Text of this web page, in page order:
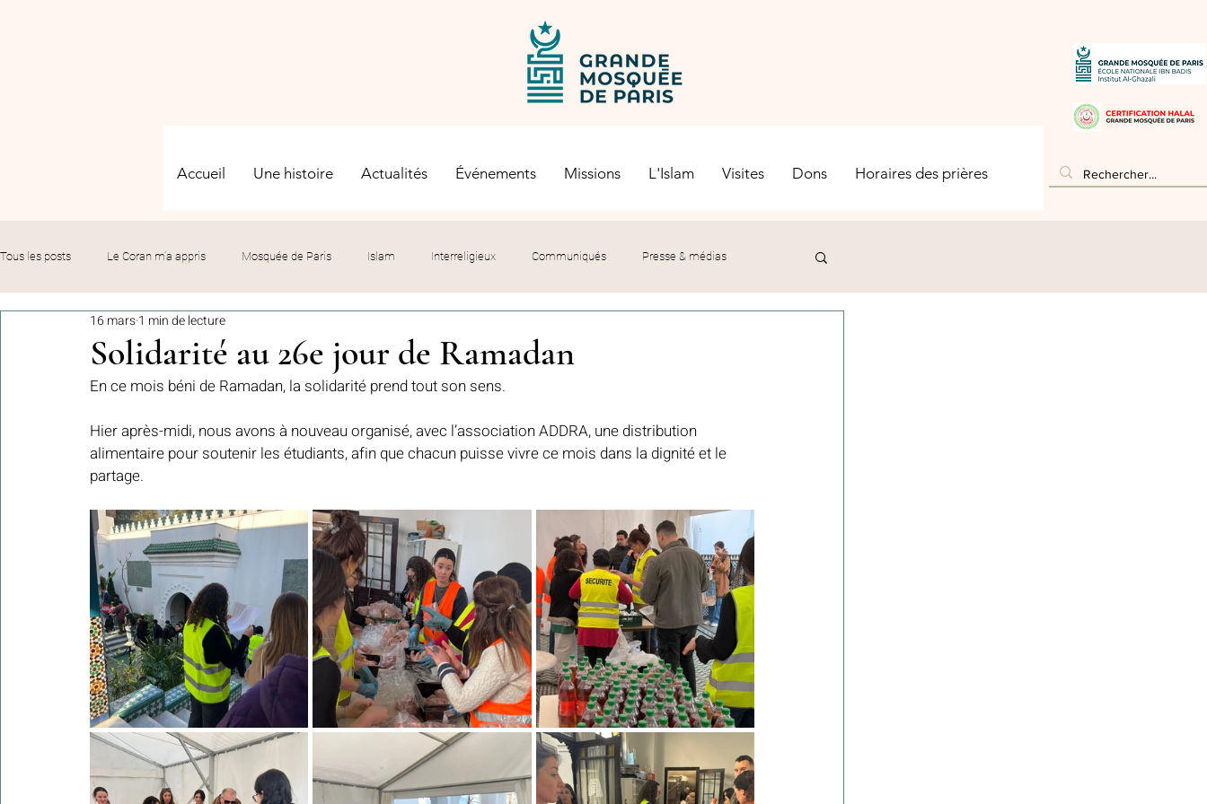
Accueil Une histoire Actualités Événements Missions L'Islam Visites Dons Horaires des prières
Tous les posts Le Coran m’a appris Mosquée de Paris Islam Interreligieux Communiqués Presse & médias
Evénements Solidarité Formation
Colonies de vacances Algérie 2024
Le Hadith de la semaine Les Noms et Attributs d'Allah Regard fraternel Lumière et lieux saints De la Révélation à nos jours
Les Mots Voyageurs
Solidarité au 26e jour de Ramadan
16 mars1 min de lecture
En ce mois béni de Ramadan, la solidarité prend tout son sens.
Hier après-midi, nous avons à nouveau organisé, avec l’association ADDRA, une distribution
alimentaire pour soutenir les étudiants, afin que chacun puisse vivre ce mois dans la dignité et le
partage.